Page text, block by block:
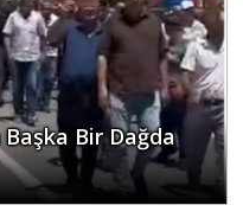
Bir Dağda